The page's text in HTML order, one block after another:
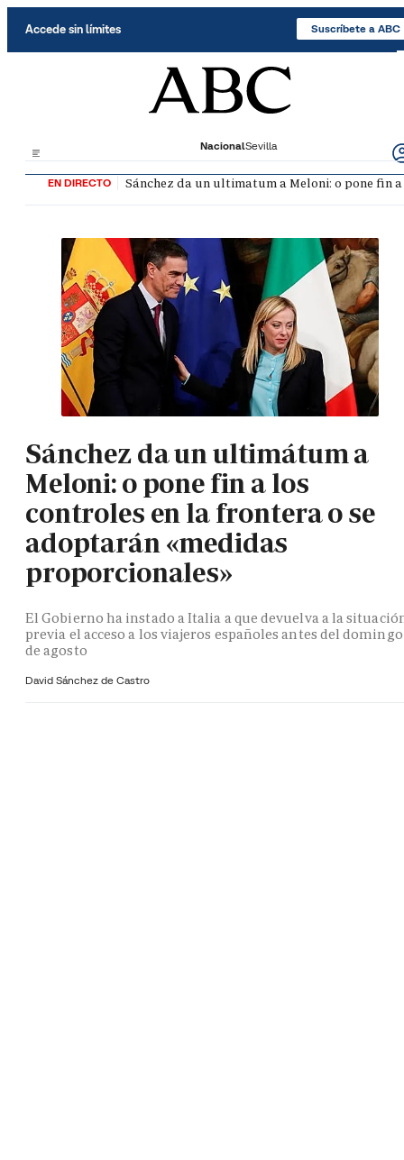
Accede sin límites Suscríbete a ABC
NacionalSevilla
EN DIRECTO Sánchez da un ultimatum a Meloni: o pone fin
Sánchez da un ultimátum a
Meloni: o pone fin a los
controles en la frontera o se
adoptarán «medidas
proporcionales»
El Gobierno ha instado a Italia a que devuelva a la
previa el acceso a los viajeros españoles antes del domingo
de agosto
David Sánchez de Castro